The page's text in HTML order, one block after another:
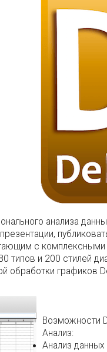
анализа
с
типов и 200 стилей
обработки графиков
Возможности
Анализ:
Анализ